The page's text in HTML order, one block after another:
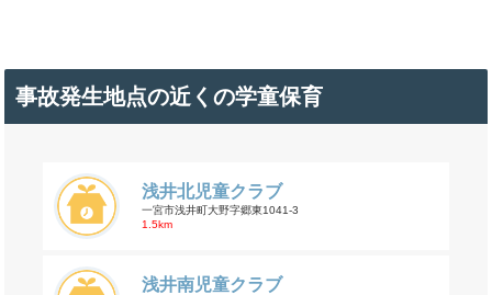
事故発生地点の近くの学童保育
浅井北児童クラブ
一宮市浅井町大野字郷東1041-3
1.5km
浅井南児童クラブ